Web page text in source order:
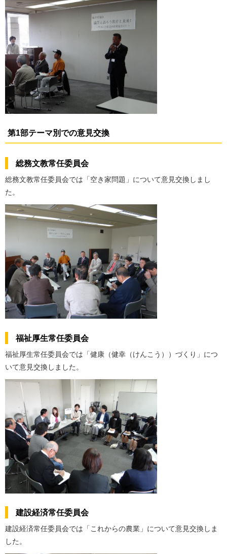
第1部テーマ別での意見交換
総務文教常任委員会
総務文教常任委員会では「空き家問題」について意見交換しまし
た。
福祉厚生常任委員会
福祉厚生常任委員会では「健康（健幸（けんこう））づくり」につ
いて意見交換しました。
建設経済常任委員会
建設経済常任委員会では「これからの農業」について意見交換しま
した。